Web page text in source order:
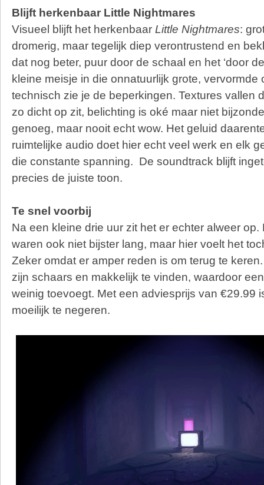
Blijft herkenbaar Little Nightmares
Visueel blijft het herkenbaar Little Nightmares:
dromerig, maar tegelijk diep verontrustend en
dat nog beter, puur door de schaal en het ‘door
kleine meisje in die onnatuurlijk grote, vervormde
technisch zie je de beperkingen. Textures vallen
zo dicht op zit, belichting is oké maar niet
genoeg, maar nooit echt wow. Het geluid
ruimtelijke audio doet hier echt veel werk en elk
die constante spanning. De soundtrack blijft
precies de juiste toon.
Te snel voorbij
Na een kleine drie uur zit het er echter alweer
waren ook niet bijster lang, maar hier voelt het
Zeker omdat er amper reden is om terug te
zijn schaars en makkelijk te vinden, waardoor
weinig toevoegt. Met een adviesprijs van €29.99
moeilijk te negeren.